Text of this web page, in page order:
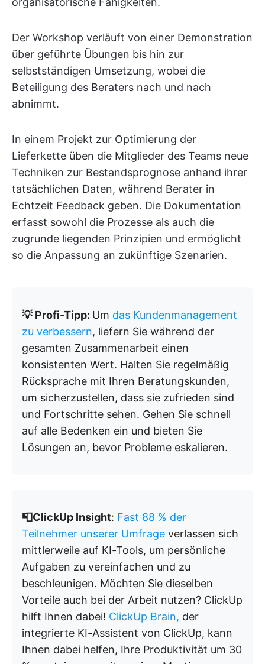
Der Workshop verläuft von einer Demonstration
über geführte Übungen bis hin zur
selbstständigen Umsetzung, wobei die
Beteiligung des Beraters nach und nach
abnimmt.
In einem Projekt zur Optimierung der
Lieferkette üben die Mitglieder des Teams neue
Techniken zur Bestandsprognose anhand ihrer
tatsächlichen Daten, während Berater in
Echtzeit Feedback geben. Die Dokumentation
erfasst sowohl die Prozesse als auch die
zugrunde liegenden Prinzipien und ermöglicht
so die Anpassung an zukünftige Szenarien.
💡 Profi-Tipp: Um das Kundenmanagement
zu verbessern, liefern Sie während der
gesamten Zusammenarbeit einen
konsistenten Wert. Halten Sie regelmäßig
Rücksprache mit Ihren Beratungskunden,
um sicherzustellen, dass sie zufrieden sind
und Fortschritte sehen. Gehen Sie schnell
auf alle Bedenken ein und bieten Sie
Lösungen an, bevor Probleme eskalieren.
📮ClickUp Insight: Fast 88 % der
Teilnehmer unserer Umfrage verlassen sich
mittlerweile auf KI-Tools, um persönliche
Aufgaben zu vereinfachen und zu
beschleunigen. Möchten Sie dieselben
Vorteile auch bei der Arbeit nutzen? ClickUp
hilft Ihnen dabei! ClickUp Brain, der
integrierte KI-Assistent von ClickUp, kann
Ihnen dabei helfen, Ihre Produktivität um 30